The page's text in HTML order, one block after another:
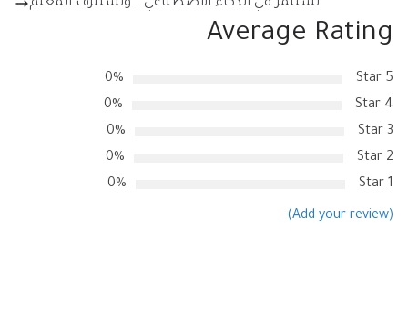
نستثمر في الذّكاء الاصطناعي… ونستنزف المعلّم
Average Rating
5 Star
0%
4 Star
0%
3 Star
0%
2 Star
0%
1 Star
0%
(Add your review)